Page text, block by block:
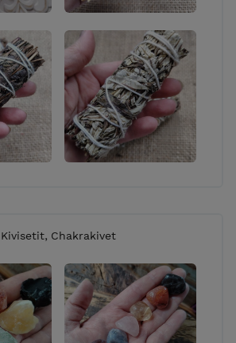
Kivisetit, Chakrakivet